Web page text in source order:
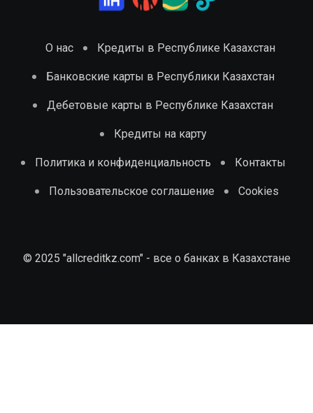
О нас Кредиты в Республике Казахстан
Банковские карты в Республики Казахстан
Дебетовые карты в Республике Казахстан
Кредиты на карту
Политика и конфиденциальность Контакты
Пользовательское соглашение Cookies
© 2025 "allcreditkz.com" - все о банках в Казахстане